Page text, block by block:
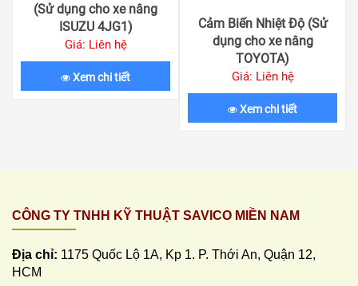
(Sử dụng cho xe nâng
ISUZU 4JG1)
Giá: Liên hệ
Xem chi tiết
Cảm Biến Nhiệt Độ (Sử
dụng cho xe nâng
TOYOTA)
Giá: Liên hệ
Xem chi tiết
CÔNG TY TNHH KỸ THUẬT SAVICO MIỀN NAM
Địa chỉ: 1175 Quốc Lộ 1A, Kp 1. P. Thới An, Quận 12,
HCM